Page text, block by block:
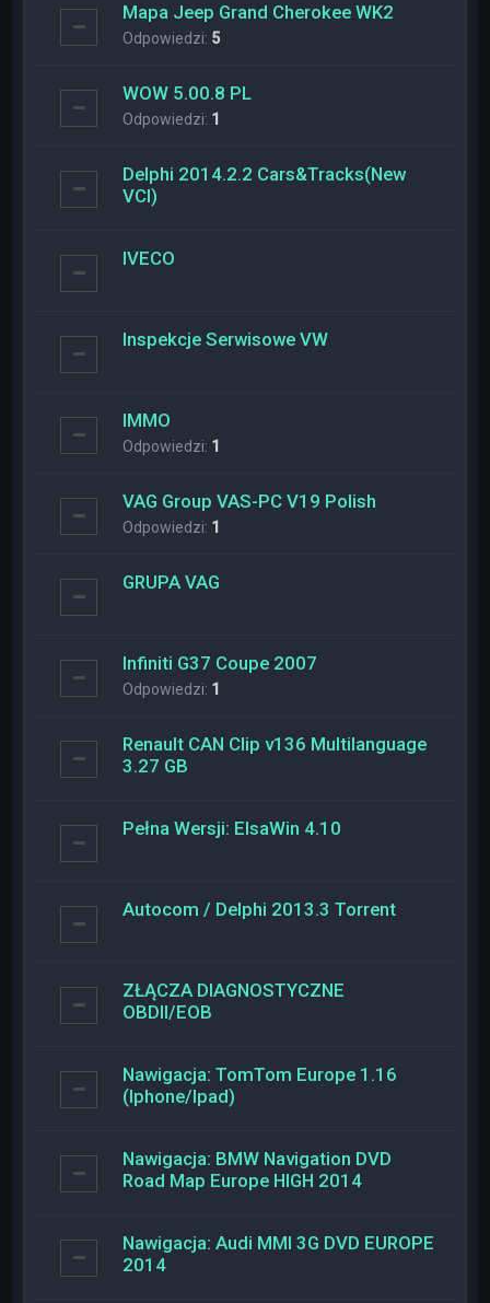
Mapa Jeep Grand Cherokee WK2
Odpowiedzi: 5
WOW 5.00.8 PL
Odpowiedzi: 1
Delphi 2014.2.2 Cars&Tracks(New
VCI)
IVECO
Inspekcje Serwisowe VW
IMMO
Odpowiedzi: 1
VAG Group VAS-PC V19 Polish
Odpowiedzi: 1
GRUPA VAG
Infiniti G37 Coupe 2007
Odpowiedzi: 1
Renault CAN Clip v136 Multilanguage
3.27 GB
Pełna Wersji: ElsaWin 4.10
Autocom / Delphi 2013.3 Torrent
ZŁĄCZA DIAGNOSTYCZNE
OBDII/EOB
Nawigacja: TomTom Europe 1.16
(Iphone/Ipad)
Nawigacja: BMW Navigation DVD
Road Map Europe HIGH 2014
Nawigacja: Audi MMI 3G DVD EUROPE
2014